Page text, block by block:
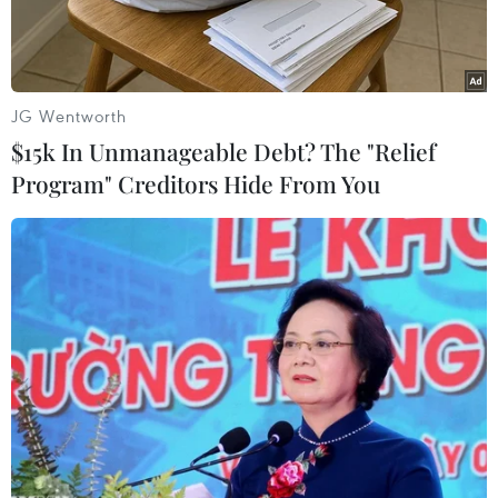
Lính Mỹ tại căn cứ không quân al-Udeid. (Nguồn: AP)
Theo AP, Đại sứ Các tiểu vương quốc Arab thống
nhất (UAE) tại Mỹ Yousef al-Otaiba cho rằng Mỹ
nên xem xét lại việc duy trì căn cứ không quân
lớn tại Qatar vì lo ngại nước này ủng hộ chủ
nghĩa khủng bố.
JG Wentworth
$15k In Unmanageable Debt? The "Relief
Program" Creditors Hide From You